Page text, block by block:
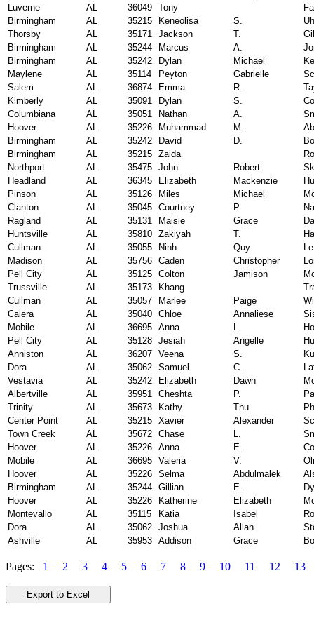
Luverne
AL 36049 Tony
Birmingham
AL 35215 Keneolisa S.
Thorsby
AL 35171 Jackson T.
Birmingham
AL 35244 Marcus A.
Birmingham
AL 35242 Dylan Michael
Maylene
AL 35114 Peyton Gabrielle
Salem
AL 36874 Emma R.
Kimberly
AL 35091 Dylan S.
Columbiana
AL 35051 Nathan A.
Hoover
AL 35226 Muhammad M.
Birmingham
AL 35242 David D.
Birmingham
AL 35215 Zaida
Northport
AL 35475 John Robert
Headland
AL 36345 Elizabeth Mackenzie
Pinson
AL 35126 Miles Michael
Clanton
AL 35045 Courtney P.
Ragland
AL 35131 Maisie Grace
Huntsville
AL 35810 Zakiyah T.
Cullman
AL 35055 Ninh Quy
Le
Madison
AL 35756 Caden Christopher
Pell City
AL 35125 Colton Jamison
Trussville
AL 35173 Khang
Cullman
AL 35057 Marlee Paige
Calera
AL 35040 Chloe Annaliese
Mobile
AL 36695 Anna L.
Pell City
AL 35128 Jesiah Angelle
Anniston
AL 36207 Veena S.
Dora
AL 35062 Samuel C.
Vestavia
AL 35242 Elizabeth Dawn
Albertville
AL 35951 Cheshta P.
Trinity
AL 35673 Kathy Thu
Center Point
AL 35215 Xavier Alexander
Town Creek
AL 35672 Chase L.
Hoover
AL 35226 Anna E.
Mobile
AL 36695 Valeria V.
Hoover
AL 35226 Selma Abdulmalek
Birmingham
AL 35244 Gillian E.
Hoover
AL 35226 Katherine Elizabeth
Montevallo
AL 35115 Katia Isabel
Dora
AL 35062 Joshua Allan
Ashville
AL 35953 Addison Grace
Pages: 1 2 3 4 5 6 7 8 9 10 11 12 13